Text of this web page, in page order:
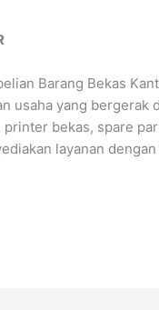
Barang Bekas
usaha yang bergerak
bekas, spare
layanan